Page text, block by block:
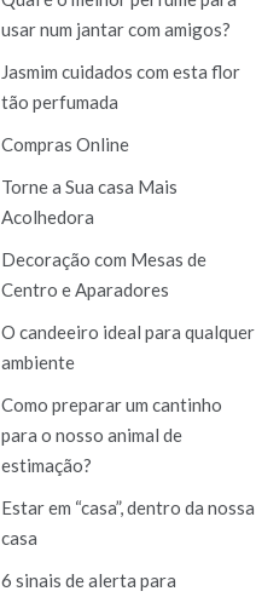
usar num jantar com amigos?
Jasmim cuidados com esta flor
tão perfumada
Compras Online
Torne a Sua casa Mais
Acolhedora
Decoração com Mesas de
Centro e Aparadores
O candeeiro ideal para qualquer
ambiente
Como preparar um cantinho
para o nosso animal de
estimação?
Estar em “casa”, dentro da nossa
casa
6 sinais de alerta para